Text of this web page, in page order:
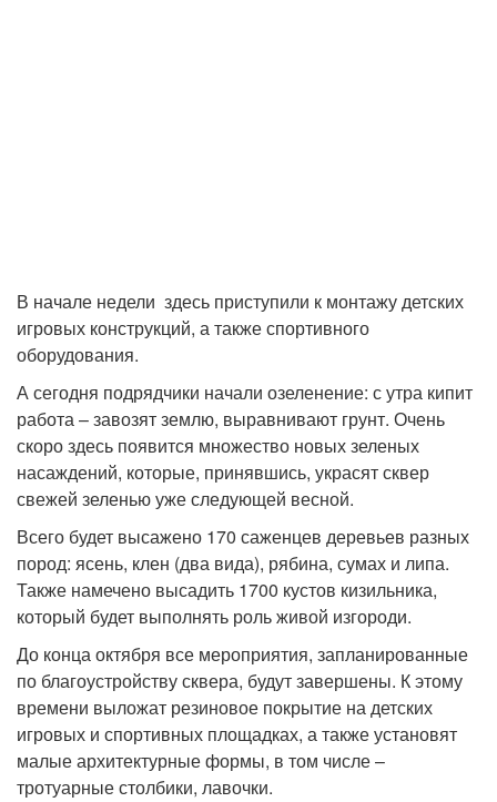
В начале недели здесь приступили к монтажу детских
игровых конструкций, а также спортивного
оборудования.
А сегодня подрядчики начали озеленение: с утра кипит
работа – завозят землю, выравнивают грунт. Очень
скоро здесь появится множество новых зеленых
насаждений, которые, принявшись, украсят сквер
свежей зеленью уже следующей весной.
Всего будет высажено 170 саженцев деревьев разных
пород: ясень, клен (два вида), рябина, сумах и липа.
Также намечено высадить 1700 кустов кизильника,
который будет выполнять роль живой изгороди.
До конца октября все мероприятия, запланированные
по благоустройству сквера, будут завершены. К этому
времени выложат резиновое покрытие на детских
игровых и спортивных площадках, а также установят
малые архитектурные формы, в том числе –
тротуарные столбики, лавочки.